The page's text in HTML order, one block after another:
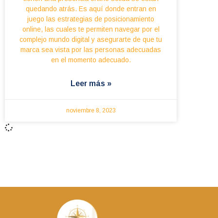
quedando atrás. Es aquí donde entran en
juego las estrategias de posicionamiento
online, las cuales te permiten navegar por el
complejo mundo digital y asegurarte de que tu
marca sea vista por las personas adecuadas
en el momento adecuado.
Leer más »
noviembre 8, 2023